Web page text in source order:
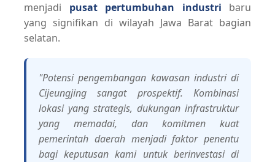
menjadi pusat pertumbuhan industri baru
yang signifikan di wilayah Jawa Barat bagian
selatan.
"Potensi pengembangan kawasan industri di
Cijeungjing sangat prospektif. Kombinasi
lokasi yang strategis, dukungan infrastruktur
yang memadai, dan komitmen kuat
pemerintah daerah menjadi faktor penentu
bagi keputusan kami untuk berinvestasi di